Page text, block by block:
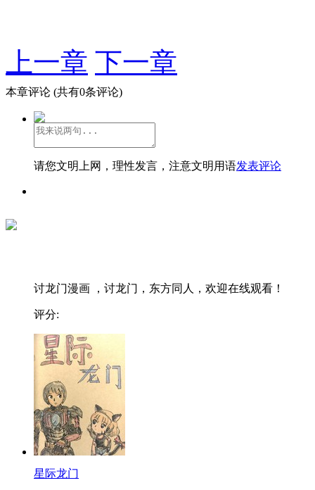
上一章 下一章
本章评论 (共有0条评论)
请您文明上网，理性发言，注意文明用语发表评论
讨龙门漫画 ，讨龙门，东方同人，欢迎在线观看！
评分:
星际龙门